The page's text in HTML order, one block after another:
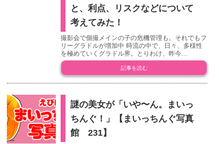
と、利点、リスクなどについて
考えてみた！
撮影会で個撮メインの子の危機管理も。それでもフ
リーグラドルが増加中 時流の中で、日々、多様性
を極めていくグラドル界。とりわけ、昨今...
記事を読む
謎の美女が「いや〜ん。まいっ
ちんぐ！」【まいっちんぐ写真
館 231】